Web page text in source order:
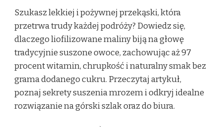
Szukasz lekkiej i pożywnej przekąski, która
przetrwa trudy każdej podróży? Dowiedz się,
dlaczego liofilizowane maliny biją na głowę
tradycyjnie suszone owoce, zachowując aż 97
procent witamin, chrupkość i naturalny smak bez
grama dodanego cukru. Przeczytaj artykuł,
poznaj sekrety suszenia mrozem i odkryj idealne
rozwiązanie na górski szlak oraz do biura.